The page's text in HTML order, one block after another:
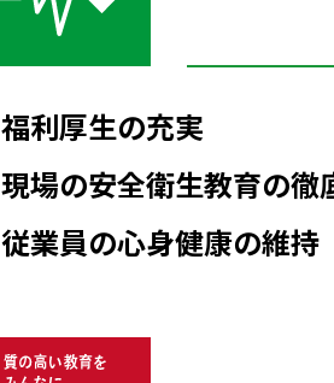
福利厚生の充実
現場の安全衛生教育の徹
従業員の心身健康の維持